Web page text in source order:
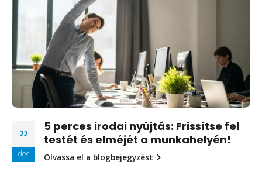
22
dec
5 perces irodai nyújtás: Frissítse fel
testét és elméjét a munkahelyén!
Olvassa el a blogbejegyzést